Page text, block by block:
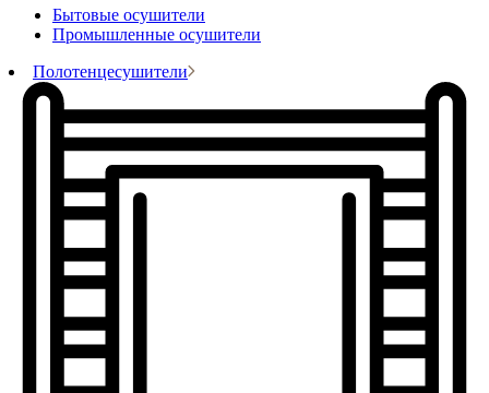
Бытовые осушители
Промышленные осушители
Полотенцесушители